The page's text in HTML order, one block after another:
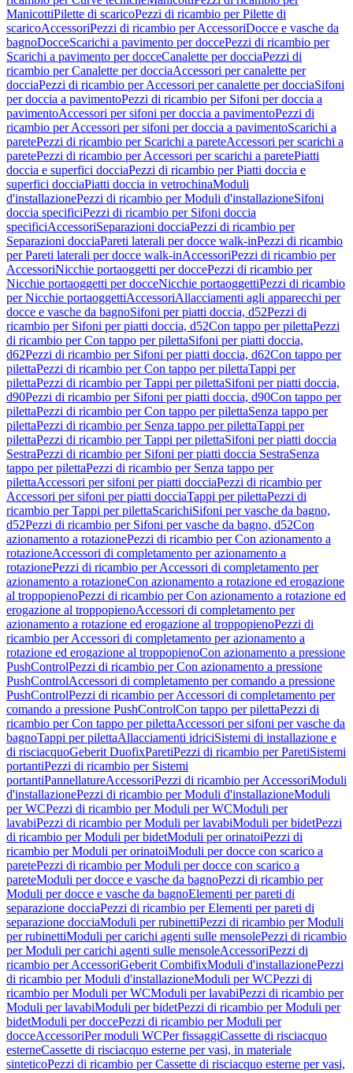
ManicottiPilette di scaricoPezzi di ricambio per Pilette di
scaricoAccessoriPezzi di ricambio per AccessoriDocce e vasche da
bagnoDocceScarichi a pavimento per doccePezzi di ricambio per
Scarichi a pavimento per docceCanalette per docciaPezzi di
ricambio per Canalette per docciaAccessori per canalette per
docciaPezzi di ricambio per Accessori per canalette per docciaSifoni
per doccia a pavimentoPezzi di ricambio per Sifoni per doccia a
pavimentoAccessori per sifoni per doccia a pavimentoPezzi di
ricambio per Accessori per sifoni per doccia a pavimentoScarichi a
paretePezzi di ricambio per Scarichi a pareteAccessori per scarichi a
paretePezzi di ricambio per Accessori per scarichi a paretePiatti
doccia e superfici docciaPezzi di ricambio per Piatti doccia e
superfici docciaPiatti doccia in vetrochinaModuli
d'installazionePezzi di ricambio per Moduli d'installazioneSifoni
doccia specificiPezzi di ricambio per Sifoni doccia
specificiAccessoriSeparazioni docciaPezzi di ricambio per
Separazioni docciaPareti laterali per docce walk-inPezzi di ricambio
per Pareti laterali per docce walk-inAccessoriPezzi di ricambio per
AccessoriNicchie portaoggetti per doccePezzi di ricambio per
Nicchie portaoggetti per docceNicchie portaoggettiPezzi di ricambio
per Nicchie portaoggettiAccessoriAllacciamenti agli apparecchi per
docce e vasche da bagnoSifoni per piatti doccia, d52Pezzi di
ricambio per Sifoni per piatti doccia, d52Con tappo per pilettaPezzi
di ricambio per Con tappo per pilettaSifoni per piatti doccia,
d62Pezzi di ricambio per Sifoni per piatti doccia, d62Con tappo per
pilettaPezzi di ricambio per Con tappo per pilettaTappi per
pilettaPezzi di ricambio per Tappi per pilettaSifoni per piatti doccia,
d90Pezzi di ricambio per Sifoni per piatti doccia, d90Con tappo per
pilettaPezzi di ricambio per Con tappo per pilettaSenza tappo per
pilettaPezzi di ricambio per Senza tappo per pilettaTappi per
pilettaPezzi di ricambio per Tappi per pilettaSifoni per piatti doccia
SestraPezzi di ricambio per Sifoni per piatti doccia SestraSenza
tappo per pilettaPezzi di ricambio per Senza tappo per
pilettaAccessori per sifoni per piatti docciaPezzi di ricambio per
Accessori per sifoni per piatti docciaTappi per pilettaPezzi di
ricambio per Tappi per pilettaScarichiSifoni per vasche da bagno,
d52Pezzi di ricambio per Sifoni per vasche da bagno, d52Con
azionamento a rotazionePezzi di ricambio per Con azionamento a
rotazioneAccessori di completamento per azionamento a
rotazionePezzi di ricambio per Accessori di completamento per
azionamento a rotazioneCon azionamento a rotazione ed erogazione
al troppopienoPezzi di ricambio per Con azionamento a rotazione ed
erogazione al troppopienoAccessori di completamento per
azionamento a rotazione ed erogazione al troppopienoPezzi di
ricambio per Accessori di completamento per azionamento a
rotazione ed erogazione al troppopienoCon azionamento a pressione
PushControlPezzi di ricambio per Con azionamento a pressione
PushControlAccessori di completamento per comando a pressione
PushControlPezzi di ricambio per Accessori di completamento per
comando a pressione PushControlCon tappo per pilettaPezzi di
ricambio per Con tappo per pilettaAccessori per sifoni per vasche da
bagnoTappi per pilettaAllacciamenti idriciSistemi di installazione e
di risciacquoGeberit DuofixParetiPezzi di ricambio per ParetiSistemi
portantiPezzi di ricambio per Sistemi
portantiPannellatureAccessoriPezzi di ricambio per AccessoriModuli
d'installazionePezzi di ricambio per Moduli d'installazioneModuli
per WCPezzi di ricambio per Moduli per WCModuli per
lavabiPezzi di ricambio per Moduli per lavabiModuli per bidetPezzi
di ricambio per Moduli per bidetModuli per orinatoiPezzi di
ricambio per Moduli per orinatoiModuli per docce con scarico a
paretePezzi di ricambio per Moduli per docce con scarico a
pareteModuli per docce e vasche da bagnoPezzi di ricambio per
Moduli per docce e vasche da bagnoElementi per pareti di
separazione docciaPezzi di ricambio per Elementi per pareti di
separazione docciaModuli per rubinettiPezzi di ricambio per Moduli
per rubinettiModuli per carichi agenti sulle mensolePezzi di ricambio
per Moduli per carichi agenti sulle mensoleAccessoriPezzi di
ricambio per AccessoriGeberit CombifixModuli d'installazionePezzi
di ricambio per Moduli d'installazioneModuli per WCPezzi di
ricambio per Moduli per WCModuli per lavabiPezzi di ricambio per
Moduli per lavabiModuli per bidetPezzi di ricambio per Moduli per
bidetModuli per doccePezzi di ricambio per Moduli per
docceAccessoriPer moduli WCPer fissaggiCassette di risciacquo
esterneCassette di risciacquo esterne per vasi, in materiale
sinteticoPezzi di ricambio per Cassette di risciacquo esterne per vasi,